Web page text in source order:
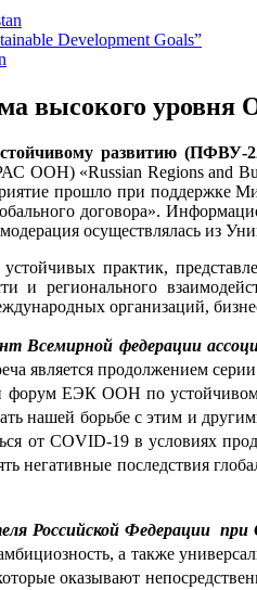
Development Goals”
высокого уровня
развитию (ПФВУ-
ООН) «Russian Regions and
прошло при поддержке
договора».
осуществлялась из
практик,
и регионального
организаций,
Всемирной федерации
является продолжением
ЕЭК ООН по
нашей борьбе с этим и
от COVID-19 в условиях
негативные последствия
Российской Федерации
а также
оказывают